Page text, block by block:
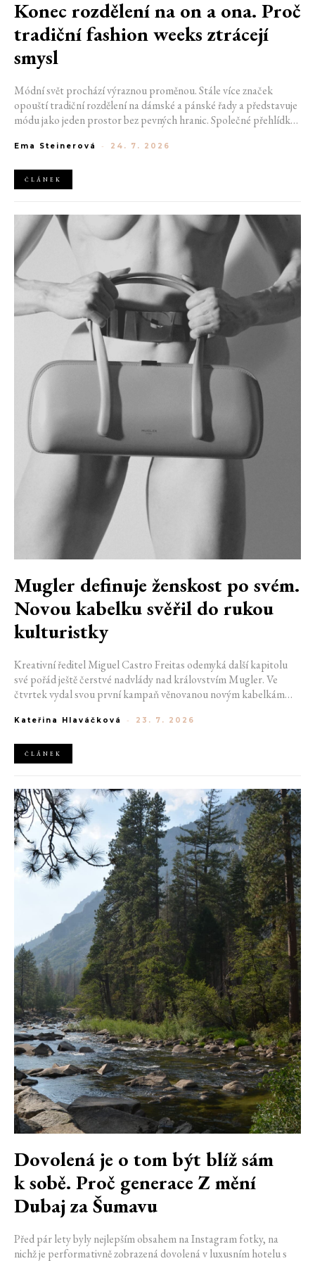
Konec rozdělení na on a ona. Proč
tradiční fashion weeks ztrácejí
smysl
Módní svět prochází výraznou proměnou. Stále více značek
opouští tradiční rozdělení na dámské a pánské řady a představuje
módu jako jeden prostor bez pevných hranic. Společné přehlídky,
klasické týdny módy mohou brzy vypadat úplně jinak.
Ema Steinerová - 24. 7. 2026
ČLÁNEK
Mugler definuje ženskost po svém.
Novou kabelku svěřil do rukou
kulturistky
Kreativní ředitel Miguel Castro Freitas odemyká další kapitolu
své pořád ještě čerstvé nadvlády nad královstvím Mugler. Ve
čtvrtek vydal svou první kampaň věnovanou novým kabelkám
do módního domu dorazil. Umně mísí výrazy minulosti a dávných
Kateřina Hlaváčková - 23. 7. 2026
ČLÁNEK
Dovolená je o tom být blíž sám
k sobě. Proč generace Z mění
Dubaj za Šumavu
Před pár lety byly nejlepším obsahem na Instagram fotky, na
nichž je performativně zobrazená dovolená v luxusním hotelu s